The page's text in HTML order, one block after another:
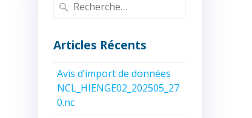
Articles Récents
Avis d’import de données
NCL_HIENGE02_202505_27
0.nc